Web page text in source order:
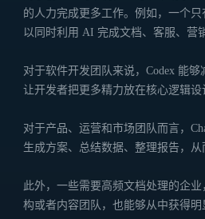
的人力完成更多工作。例如，一个只
以同时利用 AI 完成文档、客服、营
对于软件开发团队来说，Codex 能够
让开发者把更多精力放在核心逻辑设
对于产品、运营和市场团队而言，
生成方案、总结数据、整理报告，从
此外，一些需要高频文档处理的企
构或者内容团队，也能够从中获得明